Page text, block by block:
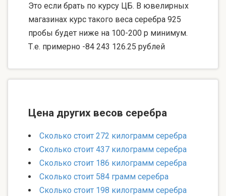
Это если брать по курсу ЦБ. В ювелирных
магазинах курс такого веса серебра 925
пробы будет ниже на 100-200 р минимум.
Т.е. примерно -84 243 126.25 рублей
Цена других весов серебра
Сколько стоит 272 килограмм серебра
Сколько стоит 437 килограмм серебра
Сколько стоит 186 килограмм серебра
Сколько стоит 584 грамм серебра
Сколько стоит 198 килограмм серебра